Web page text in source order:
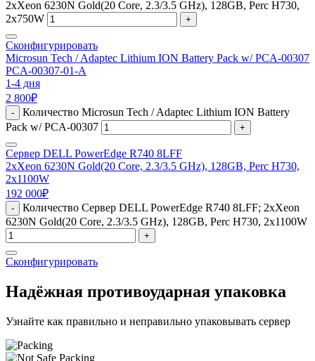
2xXeon 6230N Gold(20 Core, 2.3/3.5 GHz), 128GB, Perc H730,
2x750W
+
Сконфигурировать
Microsun Tech / Adaptec Lithium ION Battery Pack w/ PCA-00307
PCA-00307-01-A
1-4 дня
2 800₽
-
Количество Microsun Tech / Adaptec Lithium ION Battery
Pack w/ PCA-00307
+
Сервер DELL PowerEdge R740 8LFF
2xXeon 6230N Gold(20 Core, 2.3/3.5 GHz), 128GB, Perc H730,
2x1100W
192 000₽
-
Количество Сервер DELL PowerEdge R740 8LFF; 2xXeon
6230N Gold(20 Core, 2.3/3.5 GHz), 128GB, Perc H730, 2x1100W
+
Сконфигурировать
Надёжная противоударная упаковка
Узнайте как правильно и неправильно упаковывать сервер